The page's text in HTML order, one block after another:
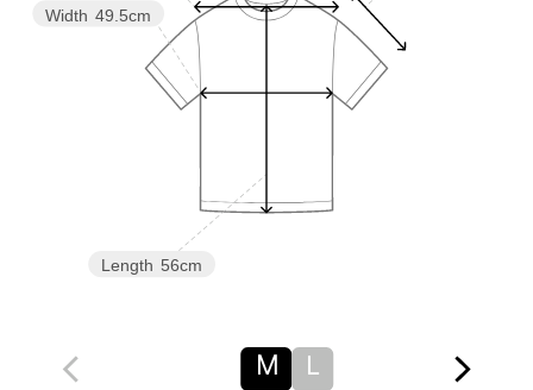
注文キャンセル 対象商品
対象商品
対象外商品
トップス |
M L
COTTON100％
Length 56cm
Width 49.5cm
M L